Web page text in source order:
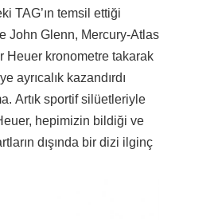
TAG’ın temsil ettiği
John Glenn, Mercury-Atlas
Heuer kronometre takarak
ayrıcalık kazandırdı
Artık sportif silüetleriyle
hepimizin bildiği ve
dışında bir dizi ilginç